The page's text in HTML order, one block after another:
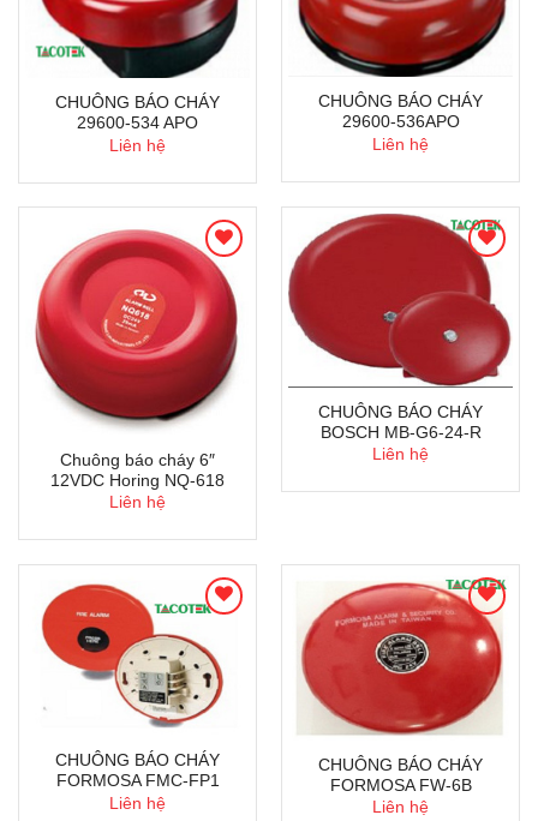
CHUÔNG BÁO CHÁY
29600-534 APO
Liên hệ
CHUÔNG BÁO CHÁY
29600-536APO
Liên hệ
Chuông báo cháy 6″
12VDC Horing NQ-618
Liên hệ
CHUÔNG BÁO CHÁY
BOSCH MB-G6-24-R
Liên hệ
CHUÔNG BÁO CHÁY
FORMOSA FMC-FP1
Liên hệ
CHUÔNG BÁO CHÁY
FORMOSA FW-6B
Liên hệ